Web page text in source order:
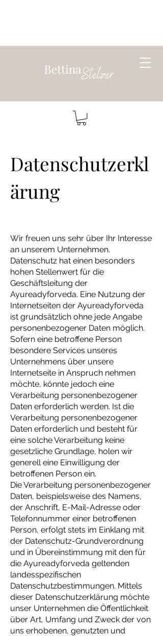
Datenschutzerkl
ärung
Wir freuen uns sehr über Ihr Interesse
an unserem Unternehmen.
Datenschutz hat einen besonders
hohen Stellenwert für die
Geschäftsleitung der
Ayureadyforveda. Eine Nutzung der
Internetseiten der Ayureadyforveda
ist grundsätzlich ohne jede Angabe
personenbezogener Daten möglich.
Sofern eine betroffene Person
besondere Services unseres
Unternehmens über unsere
Internetseite in Anspruch nehmen
möchte, könnte jedoch eine
Verarbeitung personenbezogener
Daten erforderlich werden. Ist die
Verarbeitung personenbezogener
Daten erforderlich und besteht für
eine solche Verarbeitung keine
gesetzliche Grundlage, holen wir
generell eine Einwilligung der
betroffenen Person ein.
Die Verarbeitung personenbezogener
Daten, beispielsweise des Namens,
der Anschrift, E-Mail-Adresse oder
Telefonnummer einer betroffenen
Person, erfolgt stets im Einklang mit
der Datenschutz-Grundverordnung
und in Übereinstimmung mit den für
die Ayureadyforveda geltenden
landesspezifischen
Datenschutzbestimmungen. Mittels
dieser Datenschutzerklärung möchte
unser Unternehmen die Öffentlichkeit
über Art, Umfang und Zweck der von
uns erhobenen, genutzten und